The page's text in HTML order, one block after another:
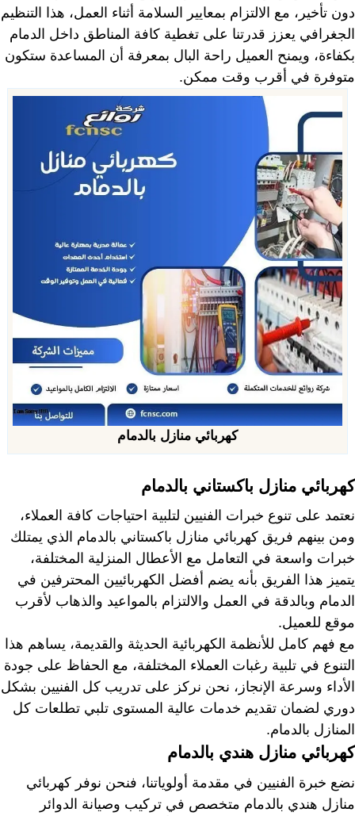
دون تأخير، مع الالتزام بمعايير السلامة أثناء العمل، هذا التنظيم
الجغرافي يعزز قدرتنا على تغطية كافة المناطق داخل الدمام
بكفاءة، ويمنح العميل راحة البال بمعرفة أن المساعدة ستكون
متوفرة في أقرب وقت ممكن.
كهربائي منازل بالدمام
كهربائي منازل باكستاني بالدمام
نعتمد على تنوع خبرات الفنيين لتلبية احتياجات كافة العملاء،
ومن بينهم فريق كهربائي منازل باكستاني بالدمام الذي يمتلك
خبرات واسعة في التعامل مع الأعطال المنزلية المختلفة،
يتميز هذا الفريق بأنه يضم أفضل الكهربائيين المحترفين في
الدمام وبالدقة في العمل والالتزام بالمواعيد والذهاب لأقرب
موقع للعميل.
مع فهم كامل للأنظمة الكهربائية الحديثة والقديمة، يساهم هذا
التنوع في تلبية رغبات العملاء المختلفة، مع الحفاظ على جودة
الأداء وسرعة الإنجاز، نحن نركز على تدريب كل الفنيين بشكل
دوري لضمان تقديم خدمات عالية المستوى تلبي تطلعات كل
المنازل بالدمام.
كهربائي منازل هندي بالدمام
نضع خبرة الفنيين في مقدمة أولوياتنا، فنحن نوفر كهربائي
منازل هندي بالدمام متخصص في تركيب وصيانة الدوائر